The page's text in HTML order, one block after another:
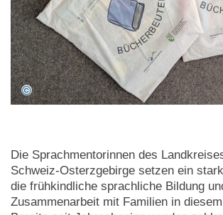
Die Sprachmentorinnen des
Schweiz-Osterzgebirge setzen ein
die frühkindliche sprachliche Bildung
Zusammenarbeit mit Familien in